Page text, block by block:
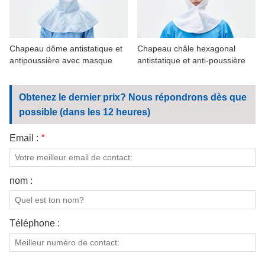
Chapeau dôme antistatique et
antipoussière avec masque
Chapeau châle hexagonal
antistatique et anti-poussière
Obtenez le dernier prix? Nous répondrons dès que
possible (dans les 12 heures)
Email : *
nom :
Téléphone :